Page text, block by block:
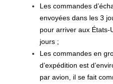
Les commandes
envoyées dans les 3
pour arriver aux États-
jours ;
Les commandes en
d’expédition est
par avion, il se fait